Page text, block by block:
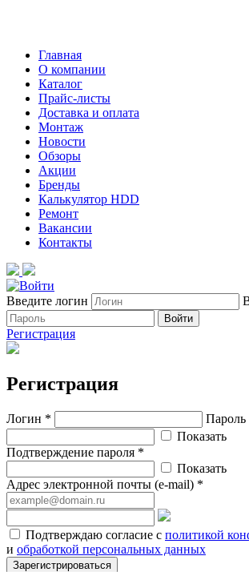
Главная
О компании
Каталог
Прайс-листы
Доставка и оплата
Монтаж
Новости
Обзоры
Акции
Бренды
Калькулятор HDD
Ремонт
Вакансии
Контакты
Введите логин
Войти
Регистрация
Регистрация
Логин *
Пароль
Показать
Подтверждение пароля *
Показать
Адрес электронной почты (e-mail) *
Подтверждаю согласие с политикой
и обработкой персональных данных
Зарегистрироваться